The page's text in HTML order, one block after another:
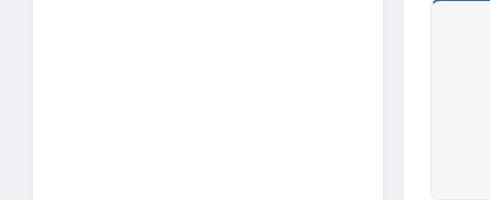
1080p
1080p
720p —